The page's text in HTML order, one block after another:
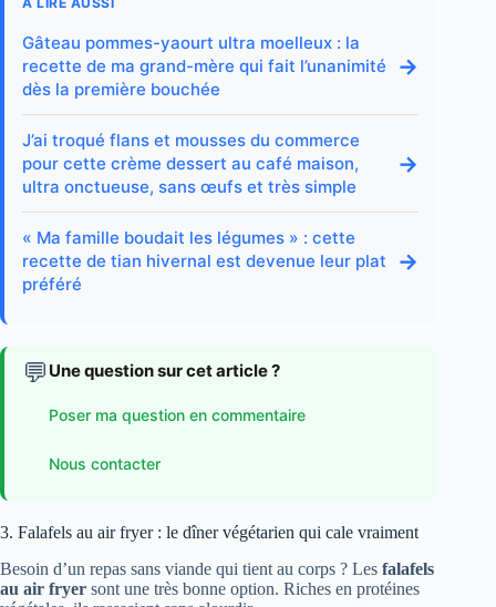
Gâteau pommes-yaourt ultra moelleux : la
recette de ma grand-mère qui fait l’unanimité
dès la première bouchée
→
J’ai troqué flans et mousses du commerce
pour cette crème dessert au café maison,
ultra onctueuse, sans œufs et très simple
→
« Ma famille boudait les légumes » : cette
recette de tian hivernal est devenue leur plat
préféré
→
💬 Une question sur cet article ?
Poser ma question en commentaire
Nous contacter
3. Falafels au air fryer : le dîner végétarien qui cale vraiment
Besoin d’un repas sans viande qui tient au corps ? Les falafels
au air fryer sont une très bonne option. Riches en protéines